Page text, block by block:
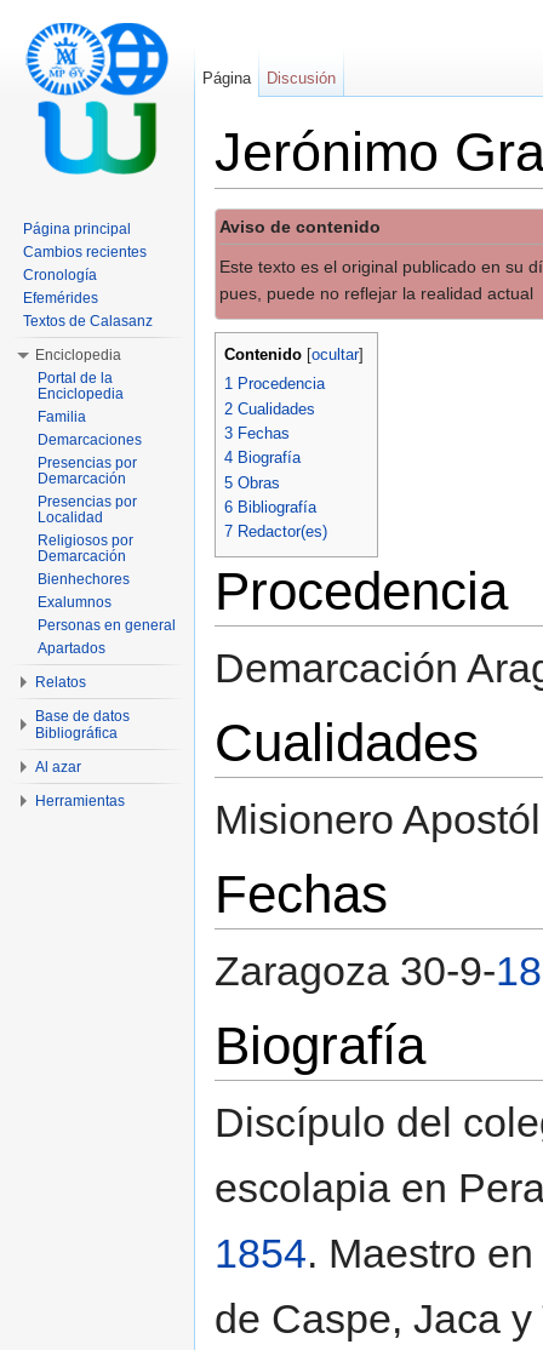
Jerónimo
Aviso de contenido
Este texto es el original publicado en su
pues, puede no reflejar la realidad actual
Contenido ocultar]
1 Procedencia
2 Cualidades
3 Fechas
4 Biografía
5 Obras
6 Bibliografía
7 Redactor(es)
Procedencia
Demarcación
Cualidades
Misionero
Fechas
Zaragoza 30-9-
Biografía
Discípulo del
escolapia en
1854. Maestro
de Caspe, Jaca
Página Discusión
Página principal
Cambios recientes
Cronología
Efemérides
Textos de Calasanz
Enciclopedia
Portal de la
Enciclopedia
Familia
Demarcaciones
Presencias por
Demarcación
Presencias por
Localidad
Religiosos por
Demarcación
Bienhechores
Exalumnos
Personas en general
Apartados
Relatos
Base de datos
Bibliográfica
Al azar
Herramientas